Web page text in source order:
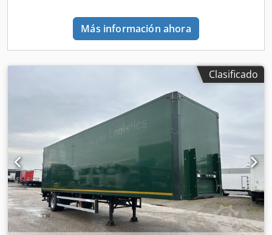
30% Dcodpfx Aezrtu Ashcok Eje trasero 3: Carga máxima
por eje: 9,000 kg; Direccional; Perfil del neumático
Peso bruto total: 42,000 kg Funcional Puerta elevadora:
Dhollandia DHVH, portón trasero, 2,500 kg Marca de la
carrocería: Burgers Carrosserie Plywood Box Historial
Número de propietarios: 1 Estado Estado general: medio
Estado técnico: medio Estado visual: medio Seguridad del
producto Fabricante: Kuijpers Trading BV Minosstraat 8
5048CK TILBURG, NL
Más información ahora
Clasificado